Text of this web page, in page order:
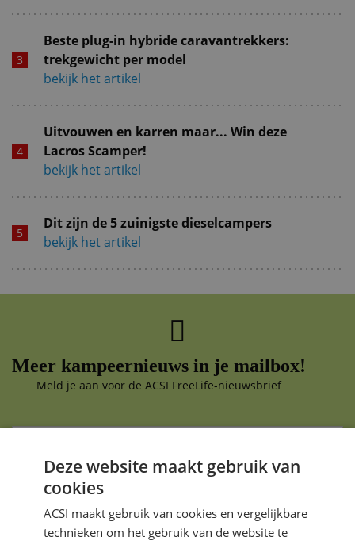
Beste plug-in hybride caravantrekkers:
trekgewicht per model
bekijk het artikel
Uitvouwen en karren maar... Win deze
Lacros Scamper!
bekijk het artikel
Dit zijn de 5 zuinigste dieselcampers
bekijk het artikel
Meer kampeernieuws in je mailbox!
Meld je aan voor de ACSI FreeLife-nieuwsbrief
Je gegevens zijn veilig en worden niet gedeeld met anderen
Deze website maakt gebruik van
cookies
ACSI maakt gebruik van cookies en vergelijkbare
technieken om het gebruik van de website te